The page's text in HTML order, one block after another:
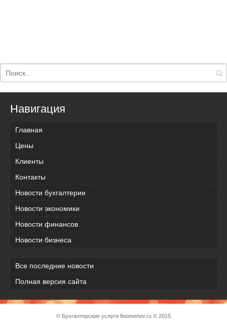
Навигация
Главная
Цены
Клиенты
Контакты
Новости бухгалтерии
Новости экономики
Новости финансов
Новости бизнеса
Все последние новости
Полная версия сайта
© Бухгалтерские услуги finomenov.ru © 2015